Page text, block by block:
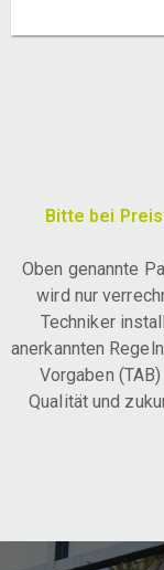
Bitte bei
Oben genannte
wird nur
Techniker
anerkannten
Vorgaben
Qualität und